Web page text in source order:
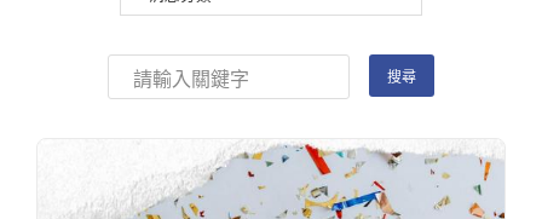
Open submenu (重要連結)
重要連結
(link is external)